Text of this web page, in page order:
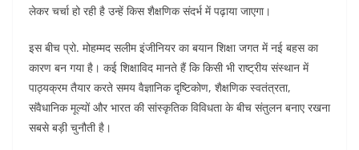
लेकर चर्चा हो रही है उन्हें किस शैक्षणिक संदर्भ में पढ़ाया जाएगा।
इस बीच प्रो. मोहम्मद सलीम इंजीनियर का बयान शिक्षा जगत में नई बहस का
कारण बन गया है। कई शिक्षाविद मानते हैं कि किसी भी राष्ट्रीय संस्थान में
पाठ्यक्रम तैयार करते समय वैज्ञानिक दृष्टिकोण, शैक्षणिक स्वतंत्रता,
संवैधानिक मूल्यों और भारत की सांस्कृतिक विविधता के बीच संतुलन बनाए रखना
सबसे बड़ी चुनौती है।